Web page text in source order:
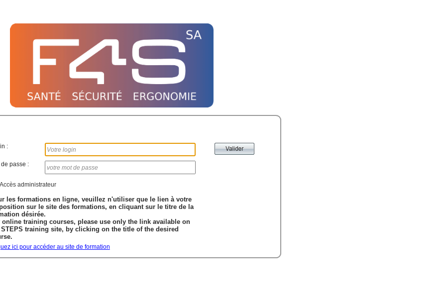
:
de passe :
Accès administrateur
les formations en ligne, veuillez n'utiliser que le lien à votre
sur le site des formations, en cliquant sur le titre de la
désirée.
online training courses, please use only the link available on
training site, by clicking on the title of the desired
ici pour accéder au site de formation